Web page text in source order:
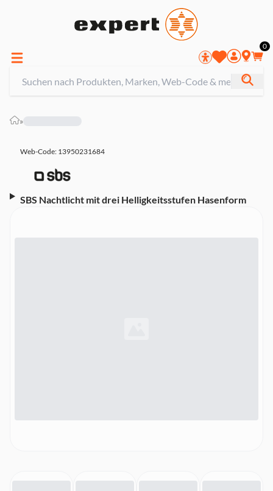
0
»
Web-Code: 13950231684
SBS Nachtlicht mit drei Helligkeitsstufen Hasenform